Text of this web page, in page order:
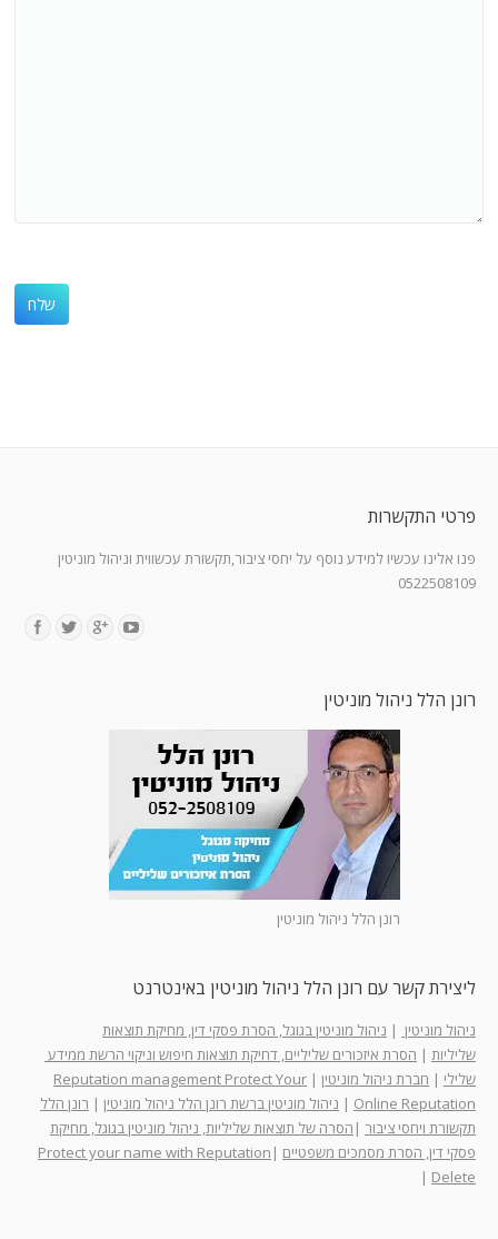
פרטי התקשרות
פנו אלינו עכשיו למידע נוסף על יחסי ציבור,תקשורת עכשווית וניהול מוניטין
0522508109
רונן הלל ניהול מוניטין
רונן הלל ניהול מוניטין
ליצירת קשר עם רונן הלל ניהול מוניטין באינטרנט
ניהול מוניטין | ניהול מוניטין בגוגל, הסרת פסקי דין, מחיקת תוצאות
שליליות | הסרת איזכורים שליליים, דחיקת תוצאות חיפוש וניקוי הרשת ממידע
שלילי | חברת ניהול מוניטין |
Reputation management Protect Your
Online Reputation
| ניהול מוניטין ברשת רונן הלל ניהול מוניטין | רונן הלל
תקשורת ויחסי ציבור | הסרה של תוצאות שליליות, ניהול מוניטין בגוגל, מחיקת
פסקי דין, הסרת מסמכים משפטיים |
Protect your name with Reputation
Delete
|